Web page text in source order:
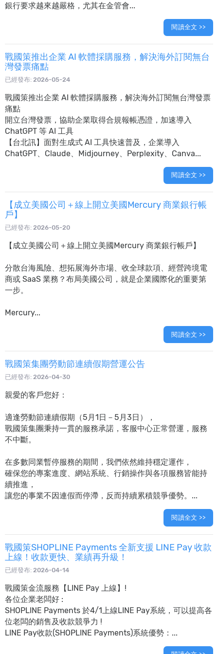
銀行要求越來越嚴格，尤其在金管會...
閱讀全文 >>
戰國策推出企業 AI 軟體採購服務，解決海外訂閱無台
灣發票痛點
已經發布: 2026-05-24
戰國策推出企業 AI 軟體採購服務，解決海外訂閱無台灣發票
痛點
開立台灣發票，協助企業取得合規報帳憑證，加速導入
ChatGPT 等 AI 工具
【台北訊】面對生成式 AI 工具快速普及，企業導入
ChatGPT、Claude、Midjourney、Perplexity、Canva...
閱讀全文 >>
【成立美國公司＋線上開立美國Mercury 商業銀行帳
戶】
已經發布: 2026-05-20
【成立美國公司＋線上開立美國Mercury 商業銀行帳戶】
分散台海風險、想拓展海外市場、收全球款項、經營跨境電
商或 SaaS 業務？布局美國公司，就是企業國際化的重要第
一步。
Mercury...
閱讀全文 >>
戰國策集團勞動節連續假期營運公告
已經發布: 2026-04-30
親愛的客戶您好：
適逢勞動節連續假期（5月1日－5月3日），
戰國策集團秉持一貫的服務承諾，客服中心正常營運，服務
不中斷。
在多數同業暫停服務的期間，我們依然維持穩定運作，
確保您的專案進度、網站系統、行銷操作與各項服務皆能持
續推進，
讓您的事業不因連假而停滯，反而持續累積競爭優勢。...
閱讀全文 >>
戰國策SHOPLINE Payments 全新支援 LINE Pay 收款
上線！收款更快、業績再升級！
已經發布: 2026-04-14
戰國策金流服務【LINE Pay 上線】!
各位企業老闆好 :
SHOPLINE Payments 於4/1上線LINE Pay系統，可以提高各
位老闆的銷售及收款競爭力 !
LINE Pay收款(SHOPLINE Payments)系統優勢：...